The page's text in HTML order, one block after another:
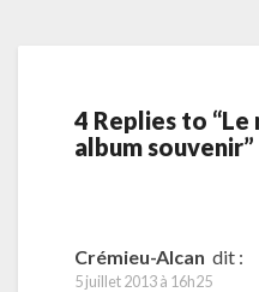
4 Replies to
album souvenir”
Crémieu-Alcan dit :
5 juillet 2013 à 16h25